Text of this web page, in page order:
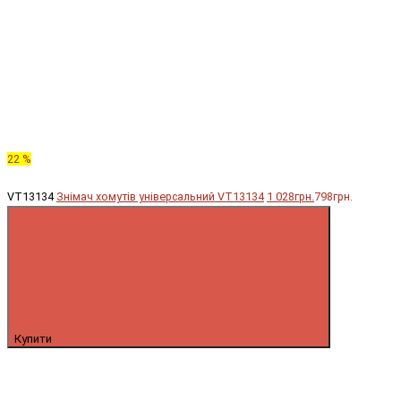
22 %
VT13134 Знімач хомутів універсальний VT13134 1 028грн.798грн.
Купити